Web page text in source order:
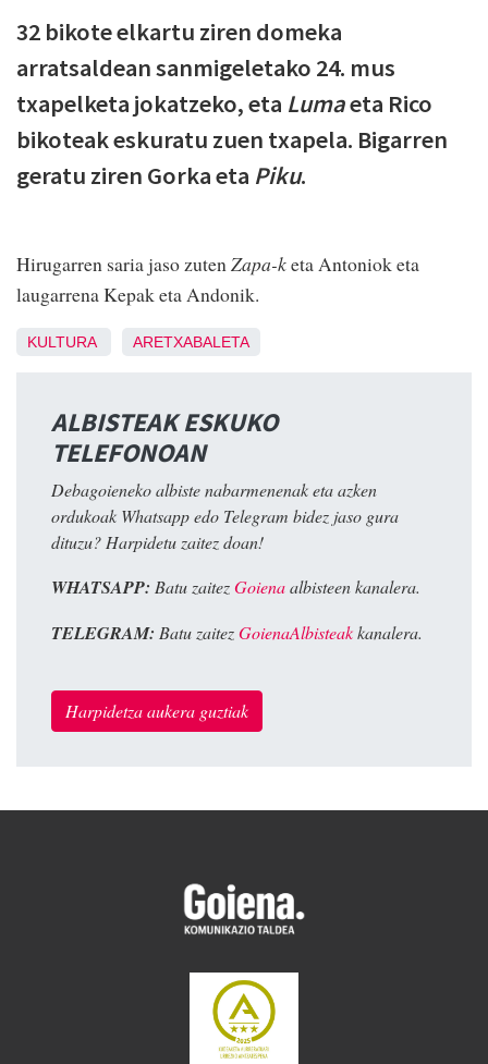
32 bikote elkartu ziren domeka
arratsaldean sanmigeletako 24. mus
txapelketa jokatzeko, eta Lumaeta Rico
bikoteak eskuratu zuen txapela. Bigarren
geratu ziren Gorka eta Piku.
Hirugarren saria jaso zutenZapa-keta Antoniok eta
laugarrena Kepak eta Andonik.
KULTURA ARETXABALETA
ALBISTEAK ESKUKO
TELEFONOAN
Debagoieneko albiste nabarmenenak eta azken
ordukoak Whatsapp edo Telegram bidez jaso gura
dituzu? Harpidetu zaitez doan!
WHATSAPP: Batu zaitezGoienaalbisteen kanalera.
TELEGRAM: Batu zaitezGoienaAlbisteakkanalera.
Harpidetza aukera guztiak